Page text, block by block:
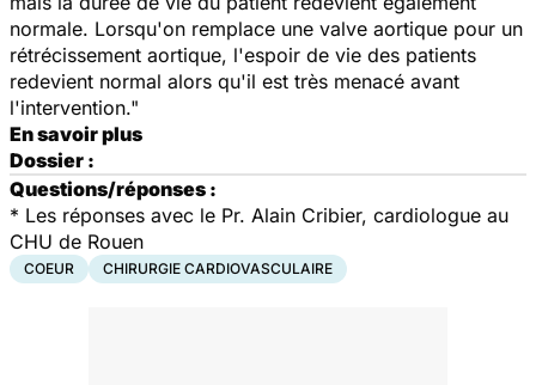
normale. Lorsqu'on remplace une valve aortique pour un
rétrécissement aortique, l'espoir de vie des patients
redevient normal alors qu'il est très menacé avant
l'intervention."
En savoir plus
Dossier :
Questions/réponses :
* Les réponses avec le Pr. Alain Cribier, cardiologue au
CHU de Rouen
COEUR CHIRURGIE CARDIOVASCULAIRE